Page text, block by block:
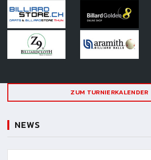
ZUM TURNIERKALENDER
NEWS